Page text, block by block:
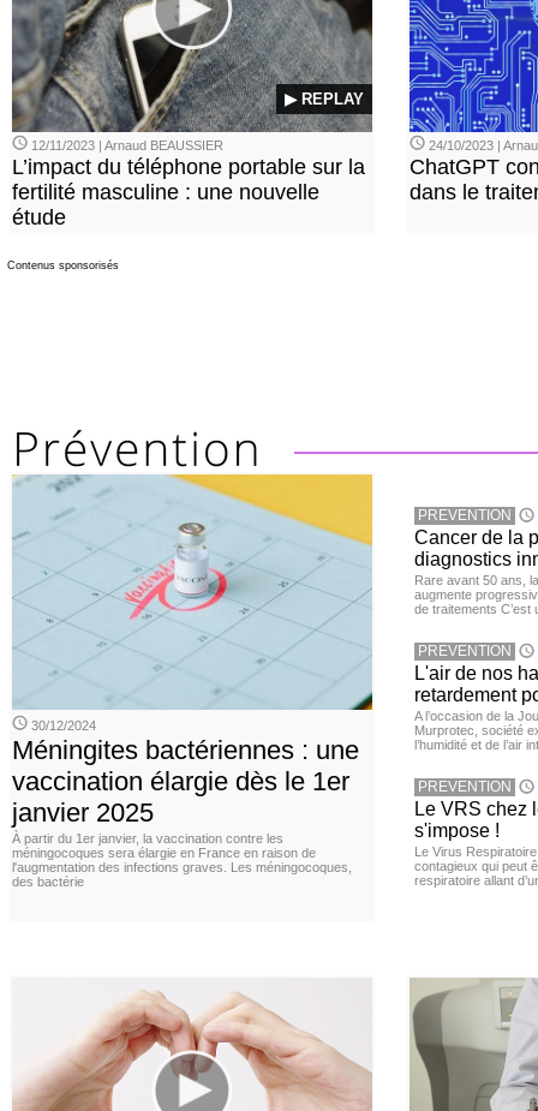
▶ REPLAY
12/11/2023 | Arnaud BEAUSSIER
L’impact du téléphone portable sur la
fertilité masculine : une nouvelle
étude
24/10/2023 |
ChatGPT
dans le
Contenus sponsorisés
30/12/2024
Méningites bactériennes : une
vaccination élargie dès le 1er
janvier 2025
À partir du 1er janvier, la vaccination contre les
méningocoques sera élargie en France en raison de
l'augmentation des infections graves. Les méningocoques,
des bactérie
PREVENTION
Cancer de la
diagnostics
Rare avant 50 ans,
augmente
de traitements
PREVENTION
L'air de nos
retardement
A l’occasion de la
Murprotec, société
l’humidité et de l’air
PREVENTION
Le VRS chez
s'impose !
Le Virus
contagieux qui peut
respiratoire allant